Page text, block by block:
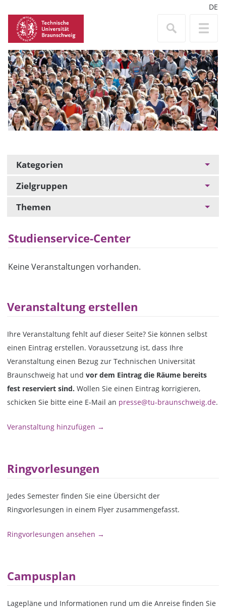
DE
Kategorien
Zielgruppen
Themen
Studienservice-Center
Keine Veranstaltungen vorhanden.
Veranstaltung erstellen
Ihre Veranstaltung fehlt auf dieser Seite? Sie können selbst
einen Eintrag erstellen. Voraussetzung ist, dass Ihre
Veranstaltung einen Bezug zur Technischen Universität
Braunschweig hat undvor dem Eintrag die Räume bereits
fest reserviert sind. Wollen Sie einen Eintrag korrigieren,
schicken Sie bitte eine E-Mail an presse@tu-braunschweig.de.
Veranstaltung hinzufügen →
Ringvorlesungen
Jedes Semester finden Sie eine Übersicht der
Ringvorlesungen in einem Flyer zusammengefasst.
Ringvorlesungen ansehen →
Campusplan
Lagepläne und Informationen rund um die Anreise finden Sie